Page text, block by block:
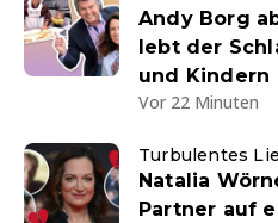
Andy Borg
lebt der
und Kindern
Vor 22 Minuten
Turbulentes
Natalia
Partner auf